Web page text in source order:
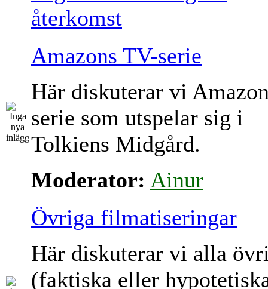
återkomst
Amazons TV-serie
Här diskuterar vi
serie som utspelar sig i
Tolkiens Midgård.
Moderator: Ainur
Övriga filmatiseringar
Här diskuterar vi alla
(faktiska eller